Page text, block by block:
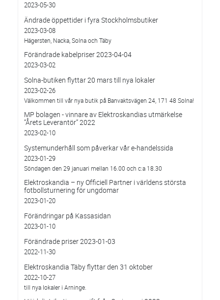
2023-05-30
Ändrade öppettider i fyra Stockholmsbutiker
2023-03-08
Hägersten, Nacka, Solna och Täby
Förändrade kabelpriser 2023-04-04
2023-03-02
Solna-butiken flyttar 20 mars till nya lokaler
2023-02-26
Välkommen till vår nya butik på Banvaktsvägen 24, 171 48 Solna!
MP bolagen - vinnare av Elektroskandias utmärkelse
”Årets Leverantör” 2022
2023-02-10
Systemunderhåll som påverkar vår e-handelssida
2023-01-29
Söndagen den 29 januari mellan 16.00 och c:a 18.30
Elektroskandia – ny Officiell Partner i världens största
fotbollsturnering för ungdomar
2023-01-20
Förändringar på Kassasidan
2023-01-10
Förändrade priser 2023-01-03
2022-11-30
Elektroskandia Täby flyttar den 31 oktober
2022-10-27
till nya lokaler i Arninge.